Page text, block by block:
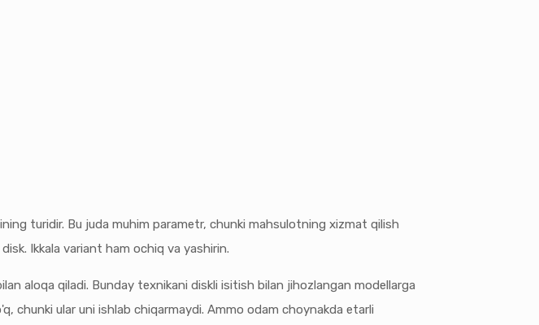
turidir. Bu juda muhim parametr, chunki mahsulotning xizmat qilish
Ikkala variant ham ochiq va yashirin.
aloqa qiladi. Bunday texnikani diskli isitish bilan jihozlangan modellarga
chunki ular uni ishlab chiqarmaydi. Ammo odam choynakda etarli